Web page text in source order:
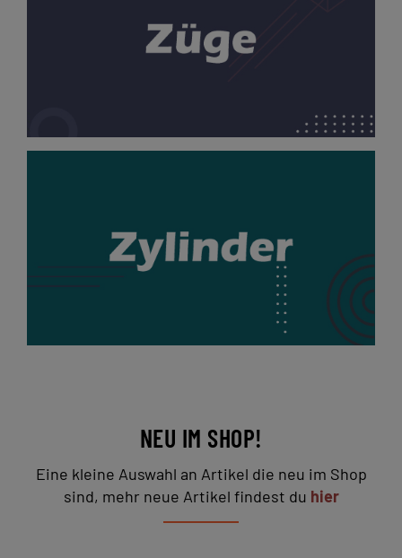
NEU IM SHOP!
Eine kleine Auswahl an Artikel die neu im Shop
sind, mehr neue Artikel findest du hier